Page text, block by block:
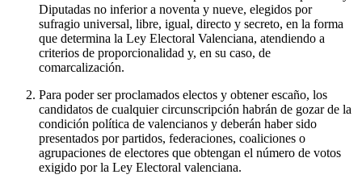
Diputadas no inferior a noventa y nueve, elegidos por
sufragio universal, libre, igual, directo y secreto, en la forma
que determina la Ley Electoral Valenciana, atendiendo a
criterios de proporcionalidad y, en su caso, de
comarcalización.
Para poder ser proclamados electos y obtener escaño, los
candidatos de cualquier circunscripción habrán de gozar de la
condición política de valencianos y deberán haber sido
presentados por partidos, federaciones, coaliciones o
agrupaciones de electores que obtengan el número de votos
exigido por la Ley Electoral valenciana.